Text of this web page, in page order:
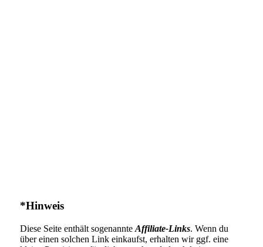
*Hinweis
Diese Seite enthält sogenannte Affiliate-Links. Wenn du
über einen solchen Link einkaufst, erhalten wir ggf. eine